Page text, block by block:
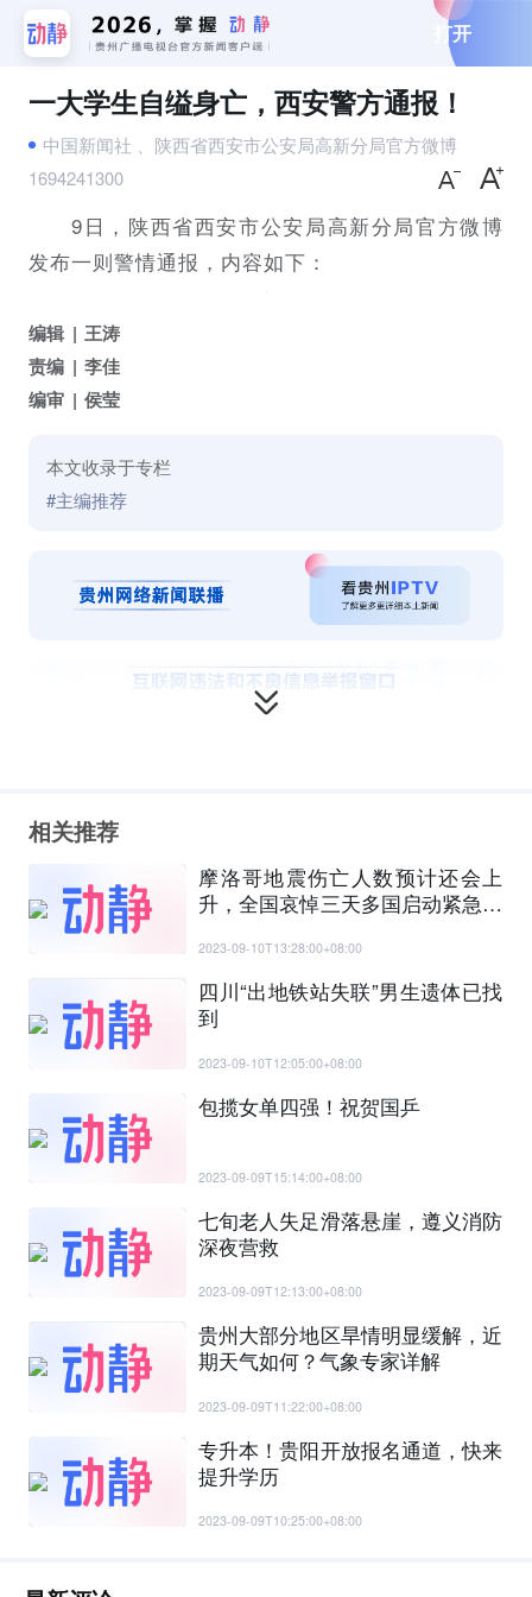
打开
一大学生自缢身亡，西安警方通报！
中国新闻社 、陕西省西安市公安局高新分局官方微博
1694241300
9日，陕西省西安市公安局高新分局官方微博
发布一则警情通报，内容如下：
编辑
王涛
责编
李佳
编审
侯莹
本文收录于专栏
#主编推荐
相关推荐
摩洛哥地震伤亡人数预计还会上
升，全国哀悼三天多国启动紧急援
2023-09-10T13:28:00+08:00
四川“出地铁站失联”男生遗体已找
到
2023-09-10T12:05:00+08:00
包揽女单四强！祝贺国乒
2023-09-09T15:14:00+08:00
七旬老人失足滑落悬崖，遵义消防
深夜营救
2023-09-09T12:13:00+08:00
贵州大部分地区旱情明显缓解，近
期天气如何？气象专家详解
2023-09-09T11:22:00+08:00
专升本！贵阳开放报名通道，快来
提升学历
2023-09-09T10:25:00+08:00